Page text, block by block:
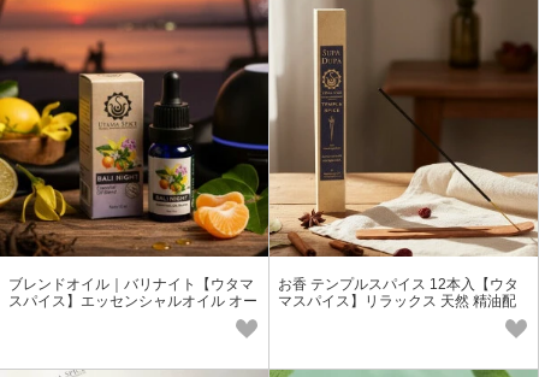
ブレンドオイル｜バリナイト【ウタマ
スパイス】エッセンシャルオイル オー
お香 テンプルスパイス 12本入【ウタ
マスパイス】リラックス 天然 精油配